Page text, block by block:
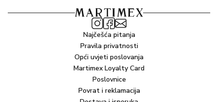
Najčešća pitanja
Pravila privatnosti
Opći uvjeti poslovanja
Martimex Loyalty Card
Poslovnice
Povrat i reklamacija